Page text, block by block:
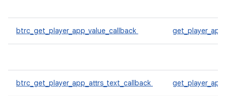
btrc_get_player_app_value_callback
btrc_get_player_app_attrs_text_callback